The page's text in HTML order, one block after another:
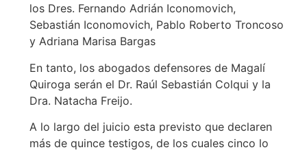
los Dres. Fernando Adrián Iconomovich,
Sebastián Iconomovich, Pablo Roberto Troncoso
y Adriana Marisa Bargas
En tanto, los abogados defensores de Magalí
Quiroga serán el Dr. Raúl Sebastián Colqui y la
Dra. Natacha Freijo.
A lo largo del juicio esta previsto que declaren
más de quince testigos, de los cuales cinco lo